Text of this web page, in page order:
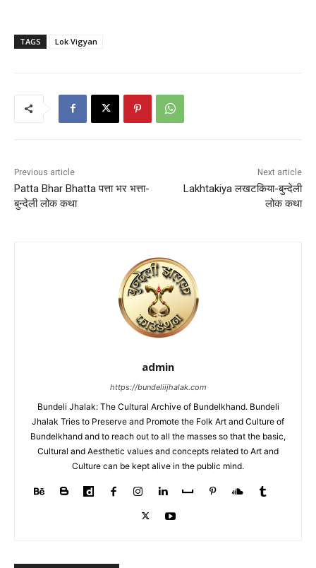
TAGS Lok Vigyan
Previous article
Patta Bhar Bhatta पत्ता भर भत्ता-
बुन्देली लोक कथा
Next article
Lakhtakiya लखटकिया-बुन्देली
लोक कथा
admin
https://bundeliijhalak.com
Bundeli Jhalak: The Cultural Archive of Bundelkhand. Bundeli
Jhalak Tries to Preserve and Promote the Folk Art and Culture of
Bundelkhand and to reach out to all the masses so that the basic,
Cultural and Aesthetic values and concepts related to Art and
Culture can be kept alive in the public mind.